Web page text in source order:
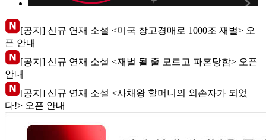
[공지] 신규 연재 소설 <미국 창고경매로 1000조 재벌> 오
픈 안내
[공지] 신규 연재 소설 <재벌 될 줄 모르고 파혼당함> 오픈
안내
[공지] 신규 연재 소설 <사채왕 할머니의 외손자가 되었
다!> 오픈 안내